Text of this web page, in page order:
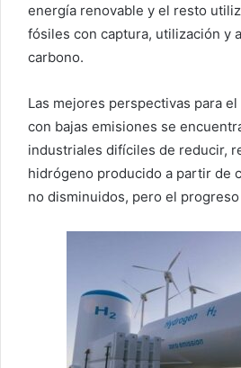
energía renovable y el resto
fósiles con captura, utilización y
carbono.
Las mejores perspectivas para
con bajas emisiones se
industriales difíciles de reducir,
hidrógeno producido a partir de
no disminuidos, pero el